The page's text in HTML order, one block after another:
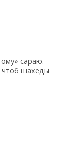
сараю.
чтоб шахеды